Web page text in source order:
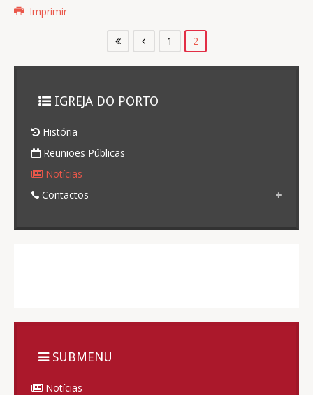
Imprimir
1 2
IGREJA DO PORTO
História
Reuniões Públicas
Notícias
Contactos
SUBMENU
Notícias